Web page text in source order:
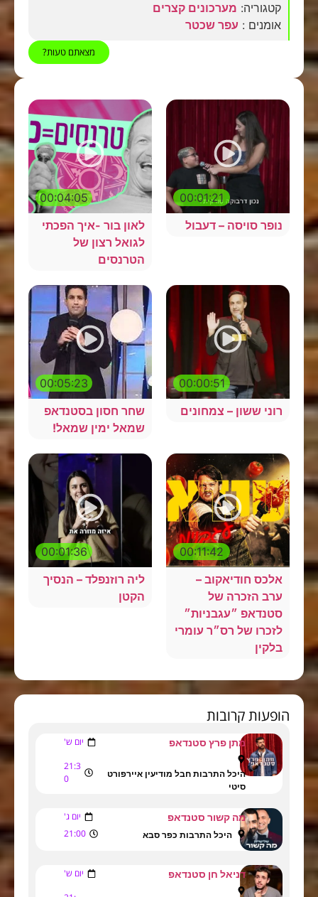
קטגוריה: מערכונים קצרים
אומנים : עפר שכטר
מצאתם טעות?
00:01:21
נופר סויסה – דעבול
00:04:05
לאון בור -איך הפכתי
לגואל רצון של
הטרנסים
00:00:51
רוני ששון – צמחונים
00:05:23
שחר חסון בסטנדאפ
שמאל ימין שמאל!
00:11:42
אלכס חודיאקוב –
ערב הזכרה של
סטנדאפ ״עגבניות״
לזכרו של רס״ר עומרי
בלקין
00:01:36
ליה רוזנפלד – הנסיך
הקטן
הופעות קרובות
מתן פרץ סטנדאפ יום ש'
היכל התרבות חבל מודיעין איירפורט
סיטי
21:3
0
מה קשור סטנדאפ יום ג'
היכל התרבות כפר סבא 21:00
דניאל חן סטנדאפ
יום ש'